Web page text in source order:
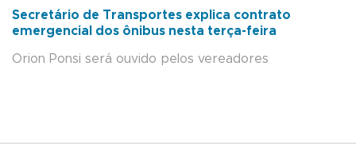
Secretário de Transportes explica contrato
emergencial dos ônibus nesta terça-feira
Orion Ponsi será ouvido pelos vereadores